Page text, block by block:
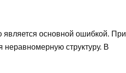
основной ошибкой. При
неравномерную структуру. В